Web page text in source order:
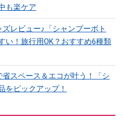
も楽ケア
ズレビュー♪「シャンプーボト
い！旅行用OK？おすすめ6種類
省スペース＆エコが叶う！「シ
をピックアップ！